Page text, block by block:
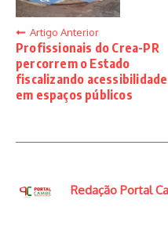
Artigo Anterior
Profissionais do Crea-PR
percorrem o Estado
fiscalizando acessibilidade
em espaços públicos
Redação Portal